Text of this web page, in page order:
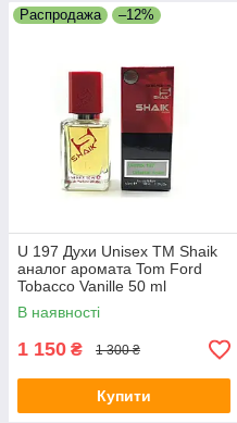
Распродажа –12%
U 197 Духи Unisex ТМ Shaik
аналог аромата Tom Ford
Tobacco Vanille 50 ml
В наявності
1 150 ₴ 1 300 ₴
Купити